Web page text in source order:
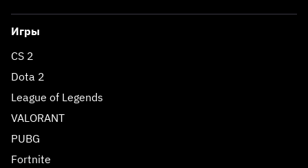
Игры
CS 2
Dota 2
League of Legends
VALORANT
PUBG
Fortnite